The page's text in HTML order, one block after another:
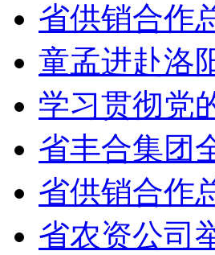
省供销合作
童孟进赴洛
学习贯彻党
省丰合集团
省供销合作
省农资公司